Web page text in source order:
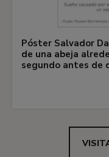
Póster Salvador
de una abeja
segundo antes de